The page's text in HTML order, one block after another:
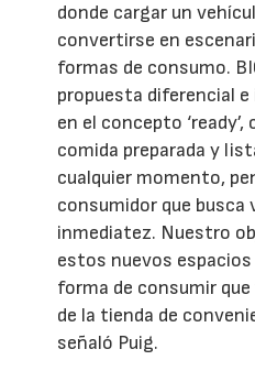
donde cargar un
convertirse en
formas de consumo.
propuesta diferencial e
en el concepto
comida preparada y
cualquier momento,
consumidor que busca
inmediatez. Nuestro
estos nuevos
forma de consumir
de la tienda de
señaló Puig.